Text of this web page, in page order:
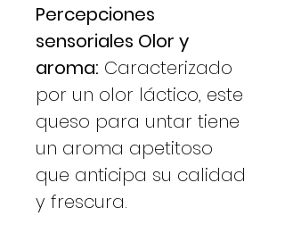
Percepciones
sensoriales Olor y
aroma: Caracterizado
por un olor láctico, este
queso para untar tiene
un aroma apetitoso
que anticipa su calidad
y frescura.